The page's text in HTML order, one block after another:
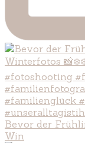
Bevor der
Win